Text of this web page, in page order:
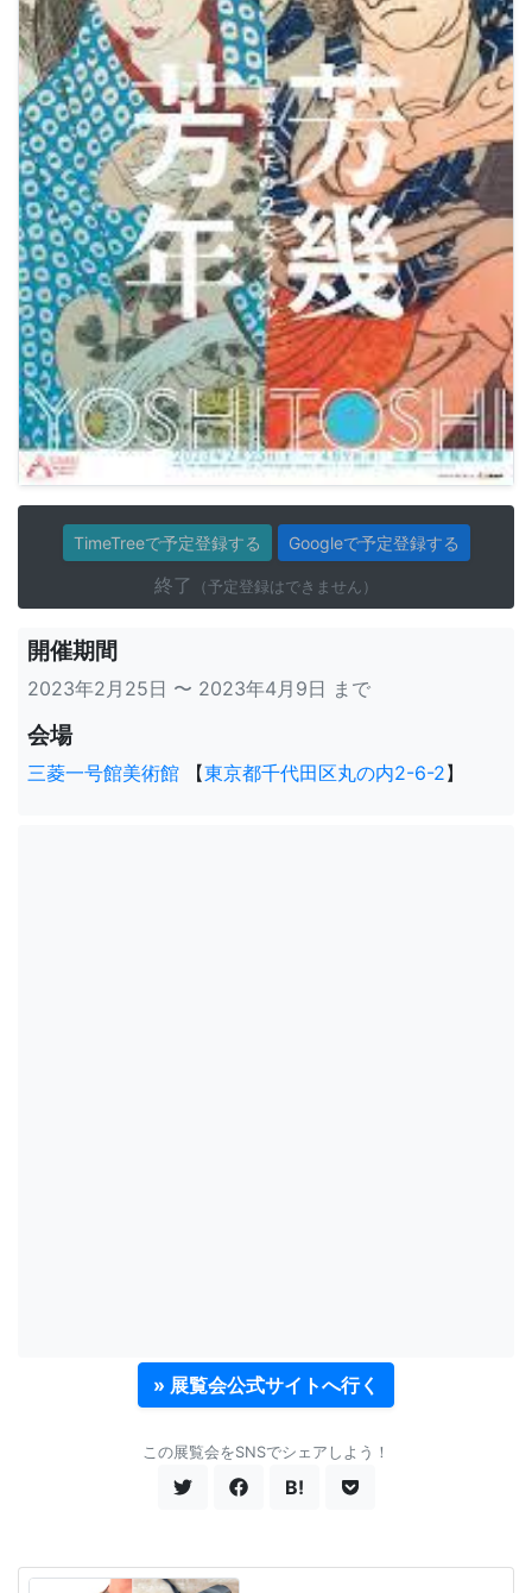
TimeTreeで予定登録する Googleで予定登録する
終了 （予定登録はできません）
開催期間
2023年2月25日 〜 2023年4月9日 まで
会場
三菱一号館美術館 【東京都千代田区丸の内2-6-2】
» 展覧会公式サイトへ行く
この展覧会をSNSでシェアしよう！
B!